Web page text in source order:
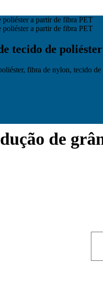
tecido de
fibra de nylon, tecido de
de